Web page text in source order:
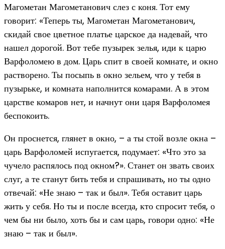
Магометан Магометанович слез с коня. Тот ему
говорит: «Теперь ты, Магометан Магометанович,
скидай свое цветное платье царское да надевай, что
нашел дорогой. Вот тебе пузырек зелья, иди к царю
Варфоломею в дом. Царь спит в своей комнате, и окно
растворено. Ты посыпь в окно зельем, что у тебя в
пузырьке, и комната наполнится комарами. А в этом
царстве комаров нет, и начнут они царя Варфоломея
беспокоить.
Он проснется, глянет в окно, – а ты стой возле окна –
царь Варфоломей испугается, подумает: «Что это за
чучело распялось под окном?». Станет он звать своих
слуг, а те станут бить тебя и спрашивать, но ты одно
отвечай: «Не знаю – так и был». Тебя оставит царь
жить у себя. Но ты и после всегда, кто спросит тебя, о
чем бы ни было, хоть бы и сам царь, говори одно: «Не
знаю – так и был».